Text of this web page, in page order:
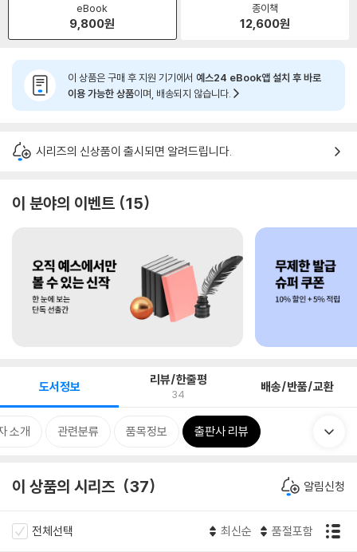
eBook
9,800원
종이책
12,600원
이 상품은 구매 후 지원 기기에서 예스24 eBook앱 설치 후 바로
이용 가능한 상품이며, 배송되지 않습니다.
시리즈의 신상품이 출시되면 알려드립니다.
이 분야의 이벤트 15
도서정보 리뷰/한줄평
34 배송/반품/교환
소개 관련분류 품목정보 출판사 리뷰
이 상품의 시리즈 37 알림신청
전체선택 최신순 품절포함